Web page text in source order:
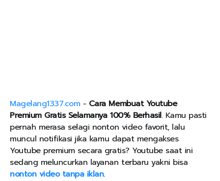
Magelang1337.com - Cara Membuat Youtube
Premium Gratis Selamanya 100% Berhasil. Kamu pasti
pernah merasa selagi nonton video favorit, lalu
muncul notifikasi jika kamu dapat mengakses
Youtube premium secara gratis? Youtube saat ini
sedang meluncurkan layanan terbaru yakni bisa
nonton video tanpa iklan.